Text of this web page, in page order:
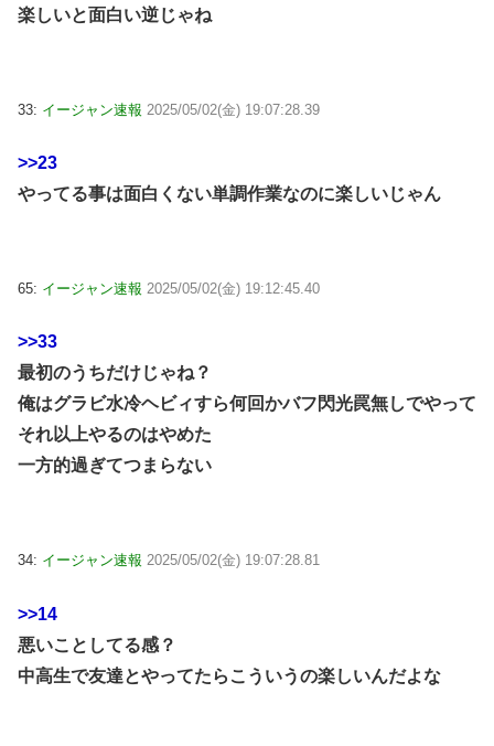
楽しいと面白い逆じゃね
33: イージャン速報 2025/05/02(金) 19:07:28.39
>>23
やってる事は面白くない単調作業なのに楽しいじゃん
65: イージャン速報 2025/05/02(金) 19:12:45.40
>>33
最初のうちだけじゃね？
俺はグラビ水冷ヘビィすら何回かバフ閃光罠無しでやって
それ以上やるのはやめた
一方的過ぎてつまらない
34: イージャン速報 2025/05/02(金) 19:07:28.81
>>14
悪いことしてる感？
中高生で友達とやってたらこういうの楽しいんだよな